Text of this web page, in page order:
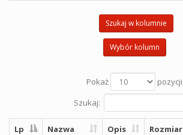
Szukaj w kolumnie
Wybór kolumn
Pokaż
pozycji
Szukaj:
Lp Nazwa Opis Rozmiar